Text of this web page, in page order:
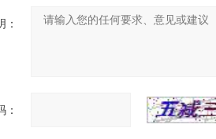
：
：